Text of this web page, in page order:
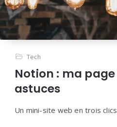
Tech
Notion : ma
astuces
Un mini-site web en trois clics